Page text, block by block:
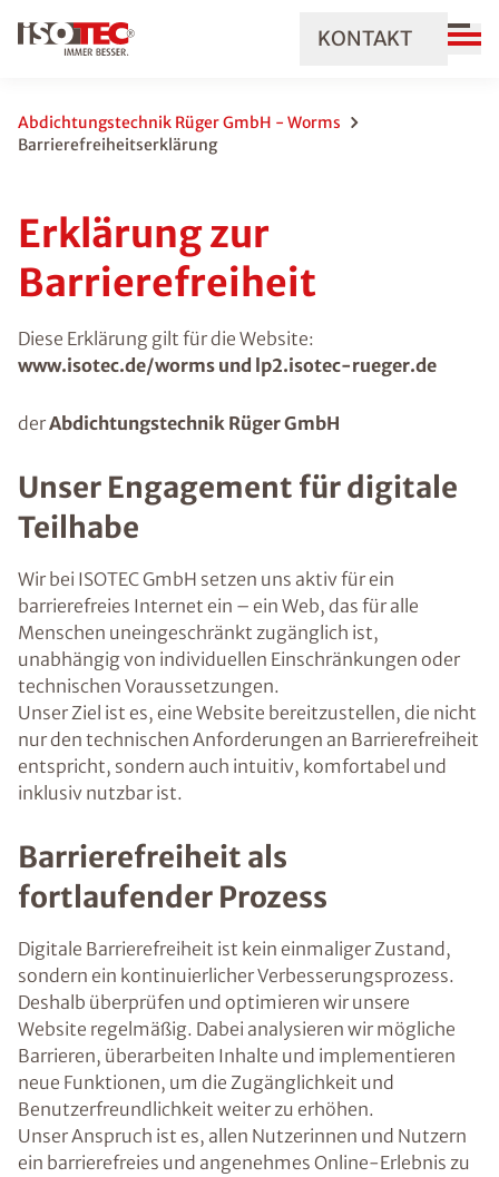
KONTAKT
Abdichtungstechnik Rüger GmbH - Worms
Barrierefreiheitserklärung
Erklärung zur
Barrierefreiheit
Diese Erklärung gilt für die Website:
www.isotec.de/worms und lp2.isotec-rueger.de
derAbdichtungstechnik Rüger GmbH
Unser Engagement für digitale
Teilhabe
Wir bei ISOTEC GmbH setzen uns aktiv für ein
barrierefreies Internet ein – ein Web, das für alle
Menschen uneingeschränkt zugänglich ist,
unabhängig von individuellen Einschränkungen oder
technischen Voraussetzungen.
Unser Ziel ist es, eine Website bereitzustellen, die nicht
nur den technischen Anforderungen an Barrierefreiheit
entspricht, sondern auch intuitiv, komfortabel und
inklusiv nutzbar ist.
Barrierefreiheit als
fortlaufender Prozess
Digitale Barrierefreiheit ist kein einmaliger Zustand,
sondern ein kontinuierlicher Verbesserungsprozess.
Deshalb überprüfen und optimieren wir unsere
Website regelmäßig. Dabei analysieren wir mögliche
Barrieren, überarbeiten Inhalte und implementieren
neue Funktionen, um die Zugänglichkeit und
Benutzerfreundlichkeit weiter zu erhöhen.
Unser Anspruch ist es, allen Nutzerinnen und Nutzern
ein barrierefreies und angenehmes Online-Erlebnis zu